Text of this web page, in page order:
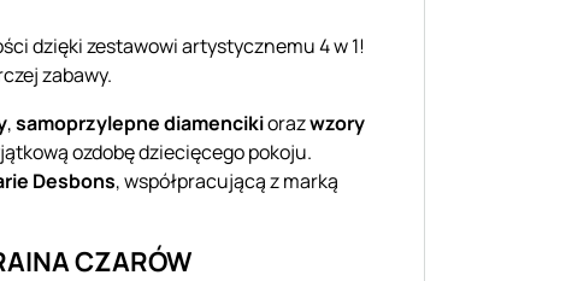
dzięki zestawowi artystycznemu 4 w 1!
zabawy.
,samoprzylepne diamencikiorazwzory
ozdobę dziecięcego pokoju.
Desbons, współpracującą z marką
CZARÓW